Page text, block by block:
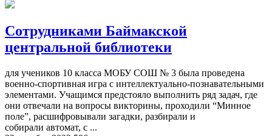
Сотрудниками Баймакской
центральной библиотеки
для учеников 10 класса МОБУ СОШ № 3 была проведена
военно-спортивная игра с интеллектуально-познавательными
элементами. Учащимся предстояло выполнить ряд задач, где
они отвечали на вопросы викторины, проходили “Минное
поле”, расшифровывали загадки, разбирали и
собирали автомат, с ...